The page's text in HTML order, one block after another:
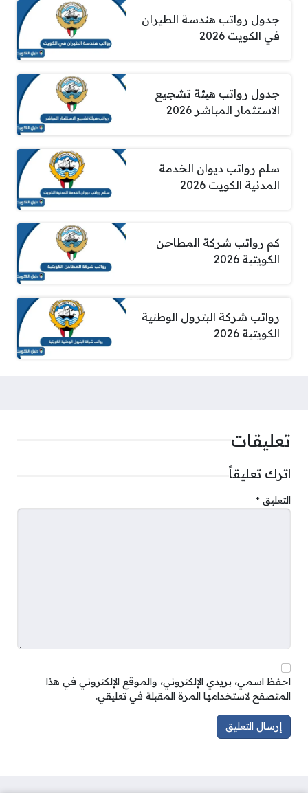
جدول رواتب هندسة الطيران
في الكويت 2026
جدول رواتب هيئة تشجيع
الاستثمار المباشر 2026
سلم رواتب ديوان الخدمة
المدنية الكويت 2026
كم رواتب شركة المطاحن
الكويتية 2026
رواتب شركة البترول الوطنية
الكويتية 2026
تعليقات
اترك تعليقاً
التعليق *
احفظ اسمي، بريدي الإلكتروني، والموقع الإلكتروني في هذا
المتصفح لاستخدامها المرة المقبلة في تعليقي.